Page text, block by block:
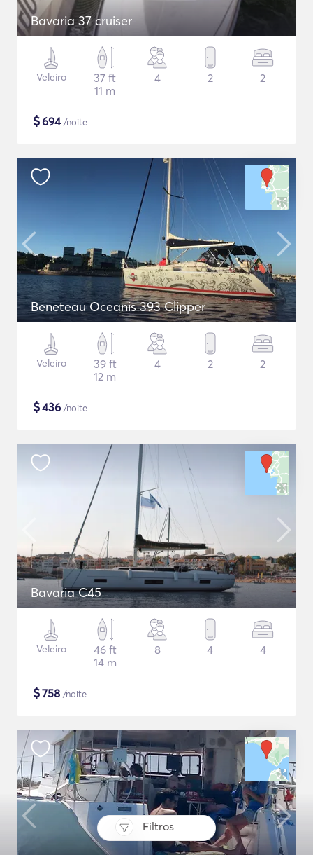
Filtros
Bavaria 37 cruiser
Veleiro
37 ft
11 m
4 2 2
$694/noite
Beneteau Oceanis 393 Clipper
Veleiro
39 ft
12 m
4 2 2
$436 /noite
Bavaria C45
Veleiro
46 ft
14 m
8 4 4
$758 /noite